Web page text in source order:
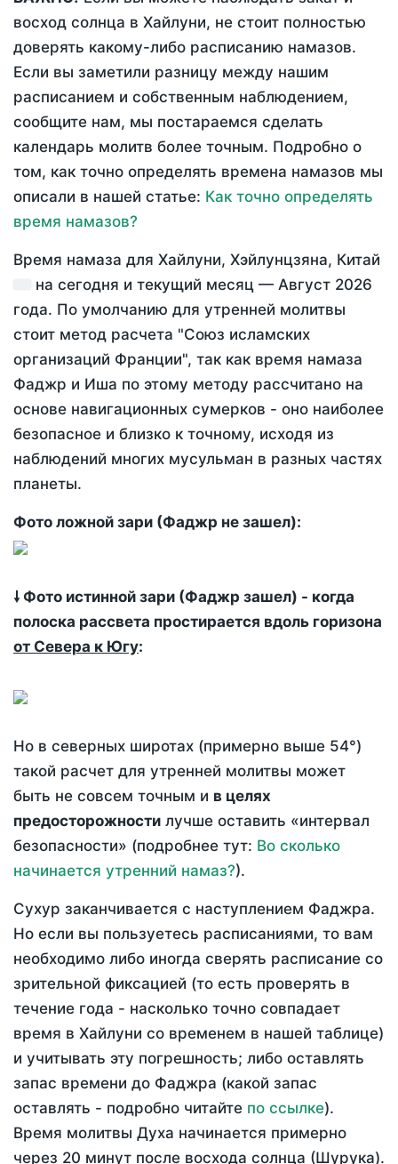
восход солнца в Хайлуни, не стоит полностью
доверять какому-либо расписанию намазов.
Если вы заметили разницу между нашим
расписанием и собственным наблюдением,
сообщите нам, мы постараемся сделать
календарь молитв более точным. Подробно о
том, как точно определять времена намазов мы
описали в нашей статье: Как точно определять
время намазов?
Время намаза для Хайлуни, Хэйлунцзяна, Китай
на сегодня и текущий месяц — Август 2026
года. По умолчанию для утренней молитвы
стоит метод расчета "Союз исламских
организаций Франции", так как время намаза
Фаджр и Иша по этому методу рассчитано на
основе навигационных сумерков - оно наиболее
безопасное и близко к точному, исходя из
наблюдений многих мусульман в разных частях
планеты.
Фото ложной зари (Фаджр не зашел):
🠗 Фото истинной зари (Фаджр зашел) - когда
полоска рассвета простирается вдоль горизона
от Севера к Югу:
Но в северных широтах (примерно выше 54°)
такой расчет для утренней молитвы может
быть не совсем точным и в целях
предосторожности лучше оставить «интервал
безопасности» (подробнее тут: Во сколько
начинается утренний намаз?).
Сухур заканчивается с наступлением Фаджра.
Но если вы пользуетесь расписаниями, то вам
необходимо либо иногда сверять расписание со
зрительной фиксацией (то есть проверять в
течение года - насколько точно совпадает
время в Хайлуни со временем в нашей таблице)
и учитывать эту погрешность; либо оставлять
запас времени до Фаджра (какой запас
оставлять - подробно читайте по ссылке).
Время молитвы Духа начинается примерно
через 20 минут после восхода солнца (Шурука).